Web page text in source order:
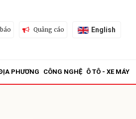
Quảng cáo English
PHƯƠNG CÔNG NGHỆ Ô TÔ - XE MÁY